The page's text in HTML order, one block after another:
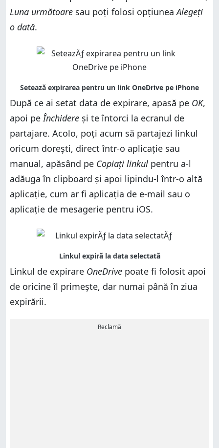
Luna următoare sau poți folosi opțiuneaAlegeți
o dată.
După ce ai setat data de expirare, apasă pe OK,
apoi pe Închidere și te întorci la ecranul de
partajare. Acolo, poți acum să partajezi linkul
oricum dorești, direct într-o aplicație sau
manual, apăsând pe Copiați linkul pentru a-l
adăuga în clipboard și apoi lipindu-l într-o altă
aplicație, cum ar fi aplicația de e-mail sau o
aplicație de mesagerie pentru iOS.
Linkul de expirare OneDrive poate fi folosit apoi
de oricine îl primește, dar numai până în ziua
expirării.
Reclamă